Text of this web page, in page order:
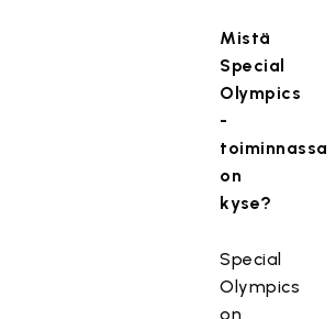
Mistä
Special
Olympics
-
toiminnassa
on
kyse?
Special
Olympics
on